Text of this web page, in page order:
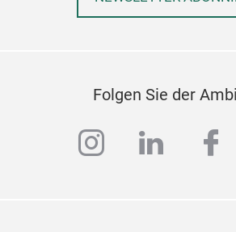
Folgen Sie der
instagram
linkedin